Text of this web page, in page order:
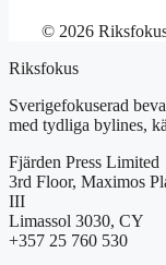
© 2026
Riksfokus
Sverigefokuserad
med tydliga bylines,
Fjärden Press Limited
3rd Floor, Maximos
III
Limassol 3030, CY
+357 25 760 530